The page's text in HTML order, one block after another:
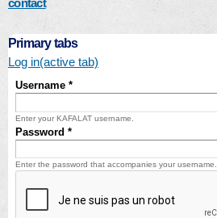
contact
Primary tabs
Log in(active tab)
Username *
Enter your KAFALAT username.
Password *
Enter the password that accompanies your username.